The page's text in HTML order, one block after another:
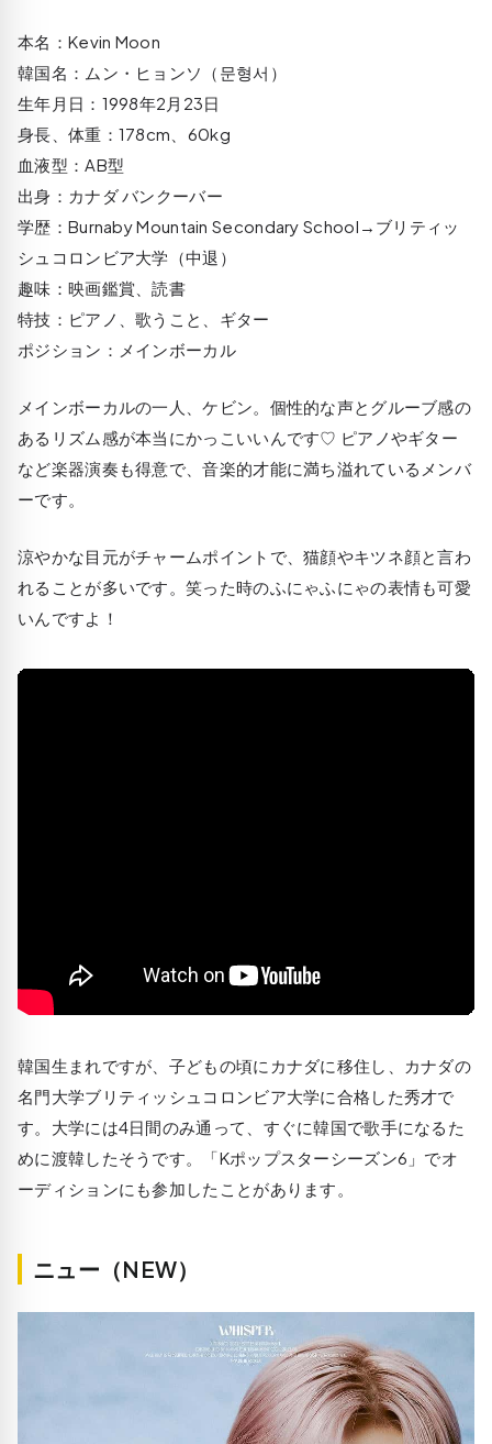
本名：Kevin Moon
韓国名：ムン・ヒョンソ（문형서）
生年月日：1998年2月23日
身長、体重：178cm、60kg
血液型：AB型
出身：カナダ バンクーバー
学歴：Burnaby Mountain Secondary School→ブリティッ
シュコロンビア大学（中退）
趣味：映画鑑賞、読書
特技：ピアノ、歌うこと、ギター
ポジション：メインボーカル
メインボーカルの一人、ケビン。個性的な声とグルーブ感の
あるリズム感が本当にかっこいいんです♡ ピアノやギター
など楽器演奏も得意で、音楽的才能に満ち溢れているメンバ
ーです。
涼やかな目元がチャームポイントで、猫顔やキツネ顔と言わ
れることが多いです。笑った時のふにゃふにゃの表情も可愛
いんですよ！
韓国生まれですが、子どもの頃にカナダに移住し、カナダの
名門大学ブリティッシュコロンビア大学に合格した秀才で
す。大学には4日間のみ通って、すぐに韓国で歌手になるた
めに渡韓したそうです。「Kポップスターシーズン6」でオ
ーディションにも参加したことがあります。
ニュー（NEW）